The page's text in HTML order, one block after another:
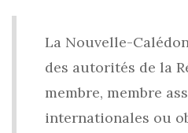
La Nouvelle-
des autorités de la
membre, membre
internationales ou